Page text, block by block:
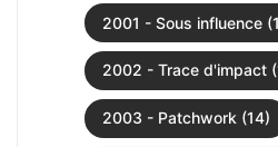
2001 - Sous influence
2002 - Trace d'impact
2003 - Patchwork (14)